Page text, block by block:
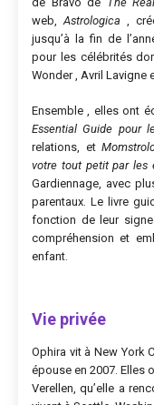
web,Astrologica ,
jusqu’à la fin de
pour les célébrités
Wonder , Avril Lavigne
Ensemble , elles ont
Essential Guide pour
relations, et
votre tout petit par les
Gardiennage, avec
parentaux. Le livre
fonction de leur
compréhension et
enfant.
Vie privée
Ophira vit à New York
épouse en 2007. Elles
Verellen, qu’elle a